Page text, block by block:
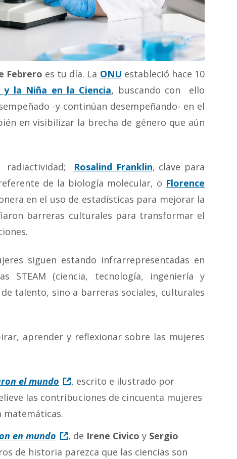
Febrero es tu día. La ONU estableció hace 10
la Niña en la Ciencia, buscando con ello
-y continúan desempeñando- en el
en visibilizar la brecha de género que aún
radiactividad; Rosalind Franklin, clave para
de la biología molecular, o Florence
en el uso de estadísticas para mejorar la
barreras culturales para transformar el
siguen estando infrarrepresentadas en
STEAM (ciencia, tecnología, ingeniería y
talento, sino a barreras sociales, culturales
aprender y reflexionar sobre las mujeres
el mundo
, escrito e ilustrado por
las contribuciones de cincuenta mujeres
matemáticas.
en mundo
, de Irene Civico y Sergio
de historia parezca que las ciencias son